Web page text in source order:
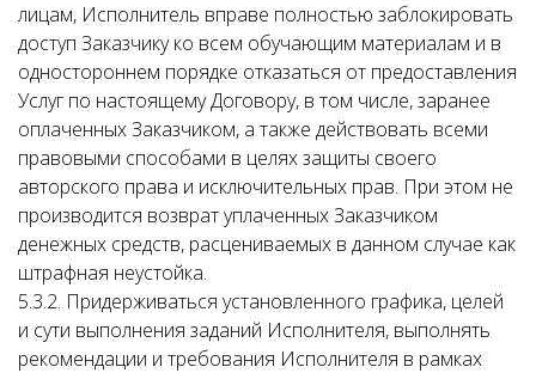
лицам, Исполнитель вправе полностью заблокировать
доступ Заказчику ко всем обучающим материалам и в
одностороннем порядке отказаться от предоставления
Услуг по настоящему Договору, в том числе, заранее
оплаченных Заказчиком, а также действовать всеми
правовыми способами в целях защиты своего
авторского права и исключительных прав. При этом не
производится возврат уплаченных Заказчиком
денежных средств, расцениваемых в данном случае как
штрафная неустойка.
5.3.2. Придерживаться установленного графика, целей
и сути выполнения заданий Исполнителя, выполнять
рекомендации и требования Исполнителя в рамках